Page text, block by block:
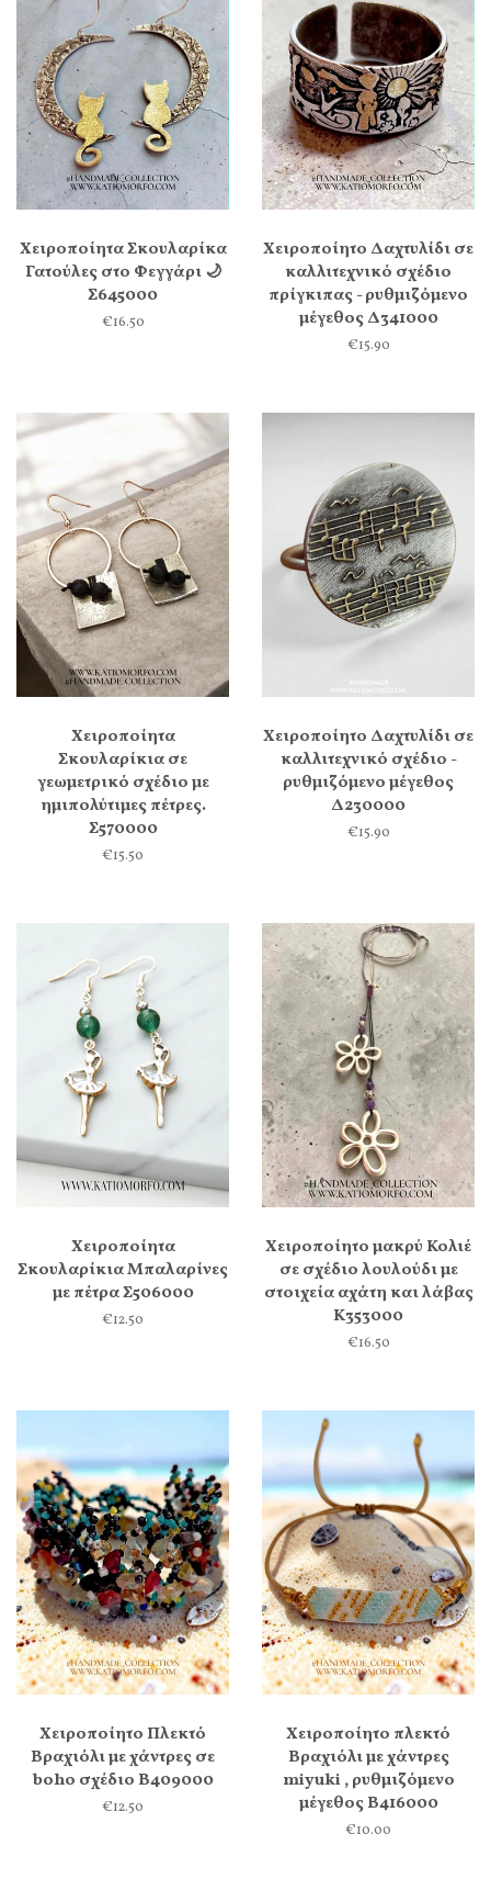
Χειροποίητα Σκουλαρίκα
Γατούλες στο Φεγγάρι 🌙
Σ645000
€16.50
Χειροποίητο Δαχτυλίδι σε
καλλιτεχνικό σχέδιο
πρίγκιπας - ρυθμιζόμενο
μέγεθος Δ341000
€15.90
Χειροποίητα
Σκουλαρίκια σε
γεωμετρικό σχέδιο με
ημιπολύτιμες πέτρες.
Σ570000
€15.50
Χειροποίητο Δαχτυλίδι σε
καλλιτεχνικό σχέδιο -
ρυθμιζόμενο μέγεθος
Δ230000
€15.90
Χειροποίητα
Σκουλαρίκια Μπαλαρίνες
με πέτρα Σ506000
€12.50
Χειροποίητο μακρύ Κολιέ
σε σχέδιο λουλούδι με
στοιχεία αχάτη και λάβας
Κ353000
€16.50
Χειροποίητο Πλεκτό
Βραχιόλι με χάντρες σε
boho σχέδιο Β409000
€12.50
Χειροποίητο πλεκτό
Βραχιόλι με χάντρες
miyuki , ρυθμιζόμενο
μέγεθος Β416000
€10.00